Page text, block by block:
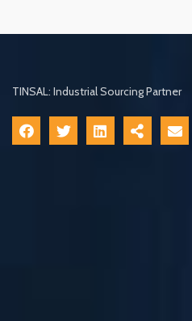
TINSAL: Industrial Sourcing Partner